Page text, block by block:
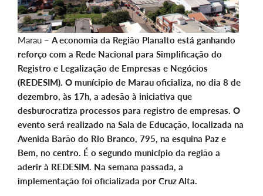
Marau – A economia da Região Planalto está ganhando
reforço com a Rede Nacional para Simplificação do
Registro e Legalização de Empresas e Negócios
(REDESIM). O munícipio de Marau oficializa, no dia 8 de
dezembro, às 17h, a adesão à iniciativa que
desburocratiza processos para registro de empresas. O
evento será realizado na Sala de Educação, localizada na
Avenida Barão do Rio Branco, 795, na esquina Paz e
Bem, no centro. É o segundo município da região a
aderir à REDESIM. Na semana passada, a
implementação foi oficializada por Cruz Alta.